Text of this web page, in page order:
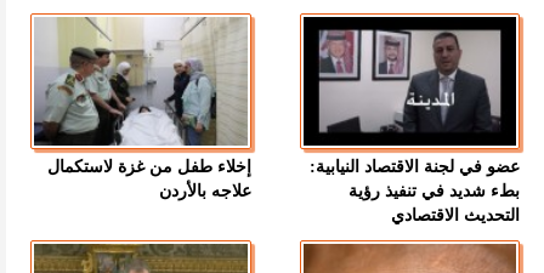
عضو في لجنة الاقتصاد النيابية:
بطء شديد في تنفيذ رؤية
التحديث الاقتصادي
إخلاء طفل من غزة لاستكمال
علاجه بالأردن